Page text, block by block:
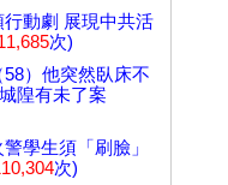
行動劇 展現中共活
次)
）他突然臥床不
隍有未了案
學生須「刷臉」
次)